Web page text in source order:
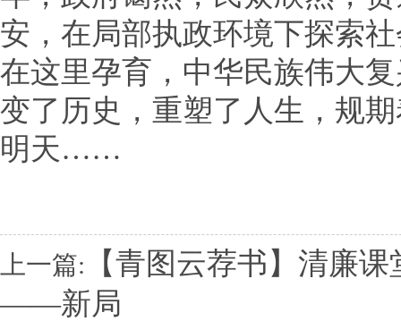
安，在局部执政环境下探索
在这里孕育，中华民族伟大
变了历史，重塑了人生，规
明天……
上一篇:
【青图云荐书】清廉
——新局